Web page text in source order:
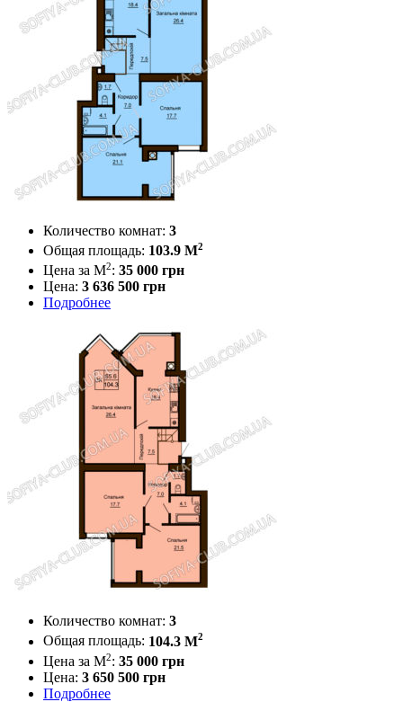
Количество комнат: 3
Общая площадь: 103.9 M2
Цена за М2: 35 000 грн
Цена: 3 636 500 грн
Подробнее
Количество комнат: 3
Общая площадь: 104.3 M2
Цена за М2: 35 000 грн
Цена: 3 650 500 грн
Подробнее